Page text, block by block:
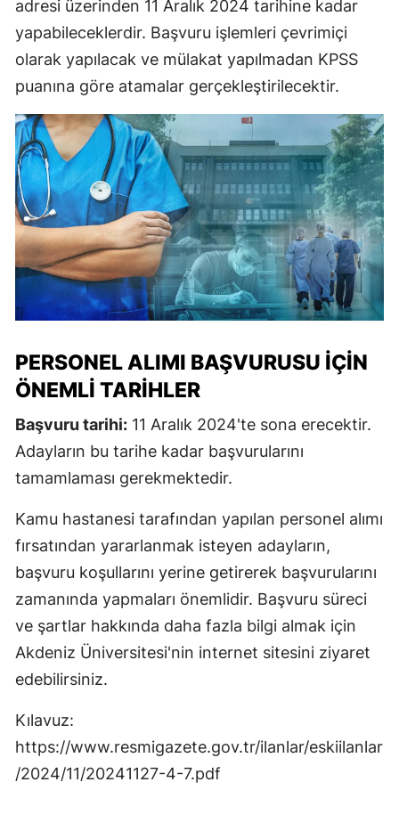
adresi üzerinden 11 Aralık 2024 tarihine kadar
yapabileceklerdir. Başvuru işlemleri çevrimiçi
olarak yapılacak ve mülakat yapılmadan KPSS
puanına göre atamalar gerçekleştirilecektir.
PERSONEL ALIMI BAŞVURUSU İÇIN
ÖNEMLI TARIHLER
Başvuru tarihi: 11 Aralık 2024'te sona erecektir.
Adayların bu tarihe kadar başvurularını
tamamlaması gerekmektedir.
Kamu hastanesi tarafından yapılan personel alımı
fırsatından yararlanmak isteyen adayların,
başvuru koşullarını yerine getirerek başvurularını
zamanında yapmaları önemlidir. Başvuru süreci
ve şartlar hakkında daha fazla bilgi almak için
Akdeniz Üniversitesi'nin internet sitesini ziyaret
edebilirsiniz.
Kılavuz:
https://www.resmigazete.gov.tr/ilanlar/eskiilanlar
/2024/11/20241127-4-7.pdf